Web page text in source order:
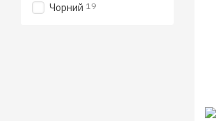
Чoрний 19